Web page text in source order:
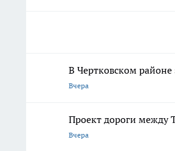
В Чертковском
Вчера
Проект дороги между
Вчера